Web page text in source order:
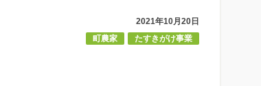
2021年10月20日
たすきがけ事業
町農家